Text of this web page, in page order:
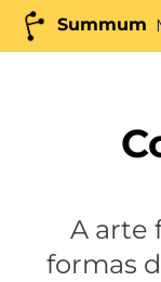
Summum
A arte
formas